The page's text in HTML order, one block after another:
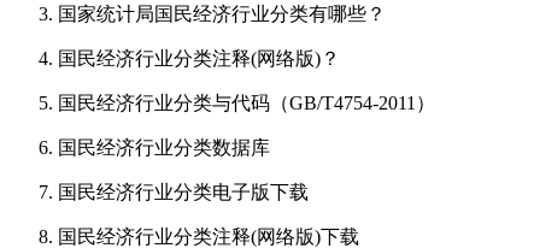
国家统计局国民经济行业分类有哪些？
国民经济行业分类注释(网络版)？
国民经济行业分类与代码（GB/T4754-2011）
国民经济行业分类数据库
国民经济行业分类电子版下载
国民经济行业分类注释(网络版)下载